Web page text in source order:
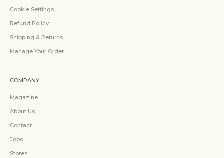
Cookie Settings
Refund Policy
Shipping & Returns
Manage Your Order
COMPANY
Magazine
About Us
Contact
Jobs
Stores